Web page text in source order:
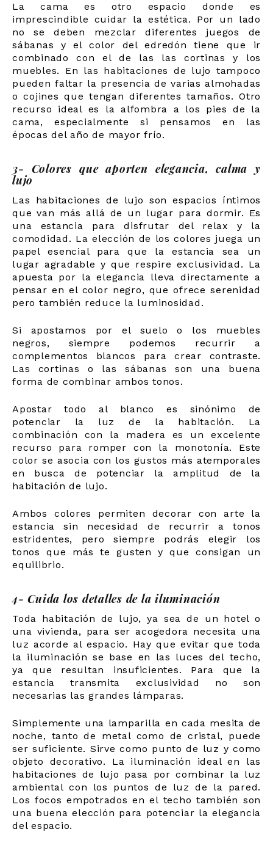
La cama es otro espacio donde es
imprescindible cuidar la estética. Por un lado
no se deben mezclar diferentes juegos de
sábanas y el color del edredón tiene que ir
combinado con el de las las cortinas y los
muebles. En las habitaciones de lujo tampoco
pueden faltar la presencia de varias almohadas
o cojines que tengan diferentes tamaños. Otro
recurso ideal es la alfombra a los pies de la
cama, especialmente si pensamos en las
épocas del año de mayor frío.
3- Colores que aporten elegancia, calma y
lujo
Las habitaciones de lujo son espacios íntimos
que van más allá de un lugar para dormir. Es
una estancia para disfrutar del relax y la
comodidad. La elección de los colores juega un
papel esencial para que la estancia sea un
lugar agradable y que respire exclusividad. La
apuesta por la elegancia lleva directamente a
pensar en el color negro, que ofrece serenidad
pero también reduce la luminosidad.
Si apostamos por el suelo o los muebles
negros, siempre podemos recurrir a
complementos blancos para crear contraste.
Las cortinas o las sábanas son una buena
forma de combinar ambos tonos.
Apostar todo al blanco es sinónimo de
potenciar la luz de la habitación. La
combinación con la madera es un excelente
recurso para romper con la monotonía. Este
color se asocia con los gustos más atemporales
en busca de potenciar la amplitud de la
habitación de lujo.
Ambos colores permiten decorar con arte la
estancia sin necesidad de recurrir a tonos
estridentes, pero siempre podrás elegir los
tonos que más te gusten y que consigan un
equilibrio.
4- Cuida los detalles de la iluminación
Toda habitación de lujo, ya sea de un hotel o
una vivienda, para ser acogedora necesita una
luz acorde al espacio. Hay que evitar que toda
la iluminación se base en las luces del techo,
ya que resultan insuficientes. Para que la
estancia transmita exclusividad no son
necesarias las grandes lámparas.
Simplemente una lamparilla en cada mesita de
noche, tanto de metal como de cristal, puede
ser suficiente. Sirve como punto de luz y como
objeto decorativo. La iluminación ideal en las
habitaciones de lujo pasa por combinar la luz
ambiental con los puntos de luz de la pared.
Los focos empotrados en el techo también son
una buena elección para potenciar la elegancia
del espacio.